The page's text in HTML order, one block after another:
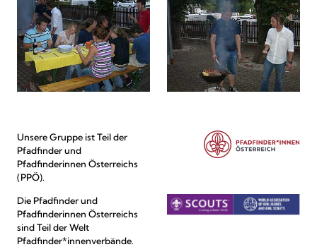
Unsere Gruppe ist Teil der
Pfadfinder und
Pfadfinderinnen Österreichs
(PPÖ).
Die Pfadfinder und
Pfadfinderinnen Österreichs
sind Teil der Welt
Pfadfinder*innenverbände.